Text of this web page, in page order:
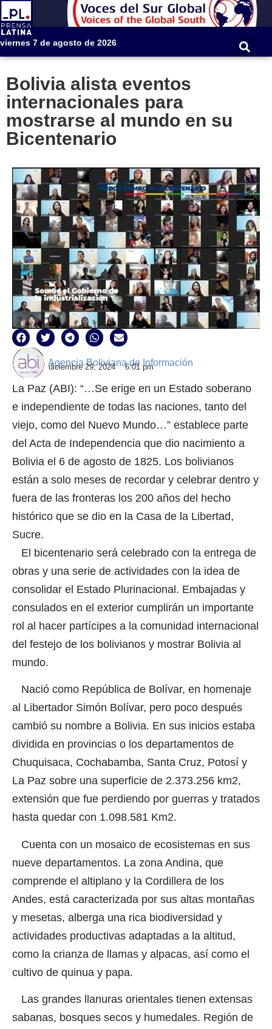
viernes 7 de agosto de 2026
Bolivia alista eventos
internacionales para
mostrarse al mundo en su
Bicentenario
Agencia Boliviana de Información
diciembre 29, 2024 6:01 pm
La Paz (ABI): “…Se erige en un Estado soberano
e independiente de todas las naciones, tanto del
viejo, como del Nuevo Mundo…” establece parte
del Acta de Independencia que dio nacimiento a
Bolivia el 6 de agosto de 1825. Los bolivianos
están a solo meses de recordar y celebrar dentro y
fuera de las fronteras los 200 años del hecho
histórico que se dio en la Casa de la Libertad,
Sucre.
El bicentenario será celebrado con la entrega de
obras y una serie de actividades con la idea de
consolidar el Estado Plurinacional. Embajadas y
consulados en el exterior cumplirán un importante
rol al hacer partícipes a la comunidad internacional
del festejo de los bolivianos y mostrar Bolivia al
mundo.
Nació como República de Bolívar, en homenaje
al Libertador Simón Bolívar, pero poco después
cambió su nombre a Bolivia. En sus inicios estaba
dividida en provincias o los departamentos de
Chuquisaca, Cochabamba, Santa Cruz, Potosí y
La Paz sobre una superficie de 2.373.256 km2,
extensión que fue perdiendo por guerras y tratados
hasta quedar con 1.098.581 Km2.
Cuenta con un mosaico de ecosistemas en sus
nueve departamentos. La zona Andina, que
comprende el altiplano y la Cordillera de los
Andes, está caracterizada por sus altas montañas
y mesetas, alberga una rica biodiversidad y
actividades productivas adaptadas a la altitud,
como la crianza de llamas y alpacas, así como el
cultivo de quinua y papa.
Las grandes llanuras orientales tienen extensas
sabanas, bosques secos y humedales. Región de